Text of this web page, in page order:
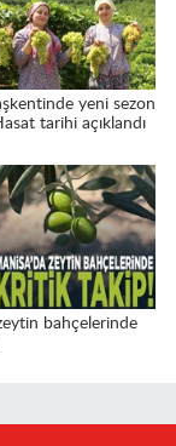
yeni sezon
tarihi açıklandı
bahçelerinde